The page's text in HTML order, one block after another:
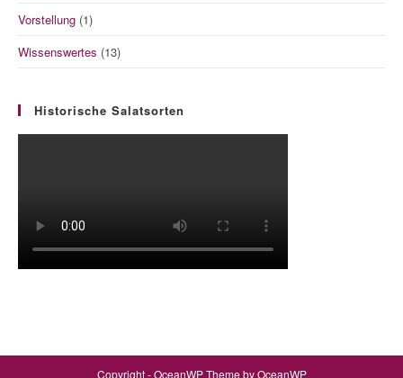
Vorstellung (1)
Wissenswertes (13)
Historische Salatsorten
Copyright - OceanWP Theme by OceanWP